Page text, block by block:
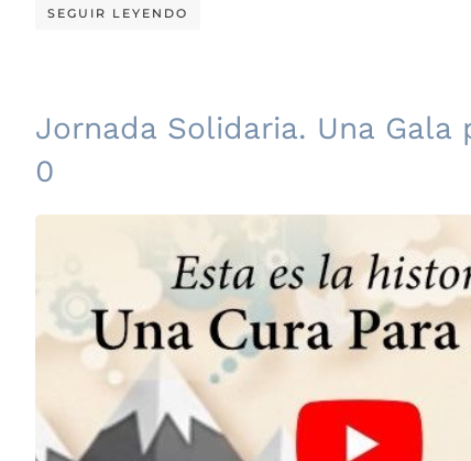
SEGUIR LEYENDO
Jornada Solidaria. Una Gala
0